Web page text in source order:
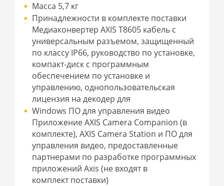
Масса 5,7 кг
Принадлежности в комплекте поставки
Медиаконвертер AXIS T8605 кабель с
универсальным разъемом, защищенный
по классу IP66, руководство по установке,
компакт-диск с программным
обеспечением по установке и
управлению, однопользовательская
лицензия на декодер для
Windows ПО для управления видео
Приложение AXIS Camera Companion (в
комплекте), AXIS Camera Station и ПО для
управления видео, предоставленные
партнерами по разработке программных
приложений Axis (не входят в
комплект поставки)